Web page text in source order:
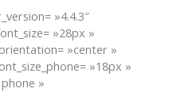
»4.4.3″
»28px »
»center »
»18px »
»